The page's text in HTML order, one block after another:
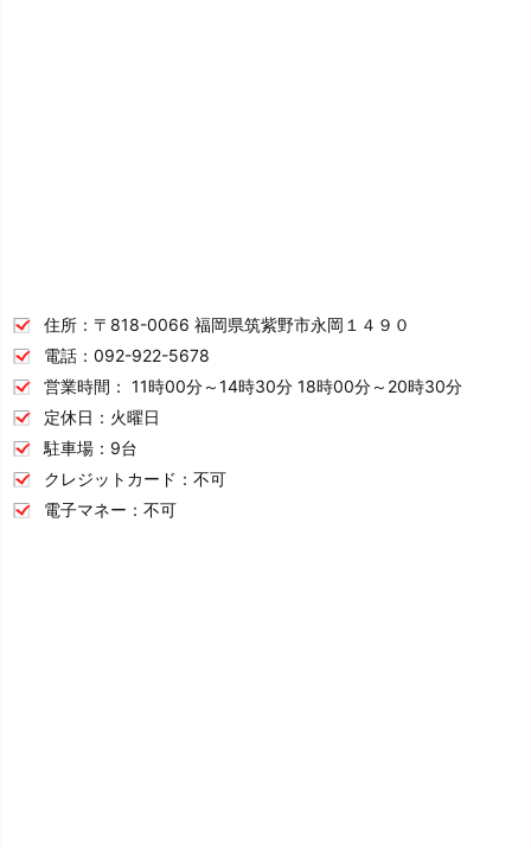
住所：〒818-0066 福岡県筑紫野市永岡１４９０
電話：092-922-5678
営業時間： 11時00分～14時30分 18時00分～20時30分
定休日：火曜日
駐車場：9台
クレジットカード：不可
電子マネー：不可